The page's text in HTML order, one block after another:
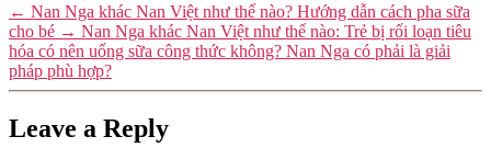
← Nan Nga khác Nan Việt như thế nào? Hướng dẫn cách pha sữa
cho bé → Nan Nga khác Nan Việt như thế nào: Trẻ bị rối loạn tiêu
hóa có nên uống sữa công thức không? Nan Nga có phải là giải
pháp phù hợp?
Leave a Reply